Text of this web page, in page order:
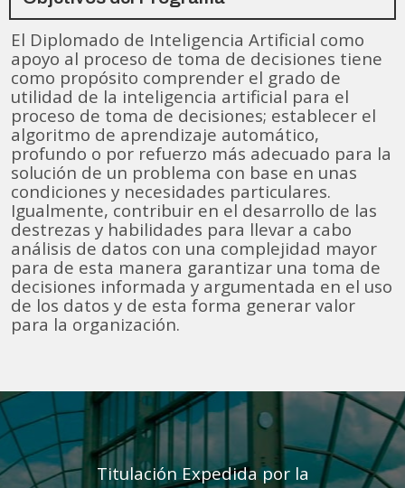
El Diplomado de Inteligencia Artificial como
apoyo al proceso de toma de decisiones tiene
como propósito comprender el grado de
utilidad de la inteligencia artificial para el
proceso de toma de decisiones; establecer el
algoritmo de aprendizaje automático,
profundo o por refuerzo más adecuado para la
solución de un problema con base en unas
condiciones y necesidades particulares.
Igualmente, contribuir en el desarrollo de las
destrezas y habilidades para llevar a cabo
análisis de datos con una complejidad mayor
para de esta manera garantizar una toma de
decisiones informada y argumentada en el uso
de los datos y de esta forma generar valor
para la organización.
Titulación Expedida por la